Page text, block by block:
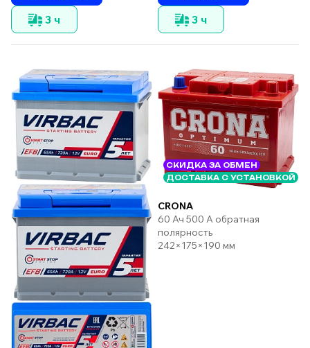
3 ч
3 ч
СКИДКА ЗА ОБМЕН
ДОСТАВКА С УСТАНОВКОЙ
CRONA
60 Ач 500 А обратная
полярность
242×175×190 мм